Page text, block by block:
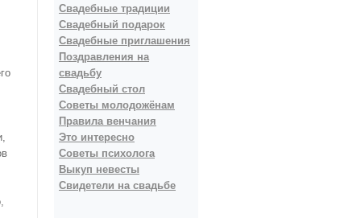
Свадебные традиции
Свадебный подарок
Свадебные приглашения
Поздравления на
свадьбу
Свадебный стол
Советы молодожёнам
Правила венчания
Это интересно
Советы психолога
Выкуп невесты
Свидетели на свадьбе